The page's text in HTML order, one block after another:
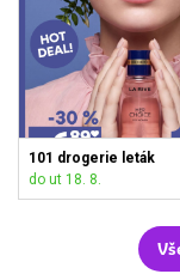
101 drogerie leták
do ut 18. 8.